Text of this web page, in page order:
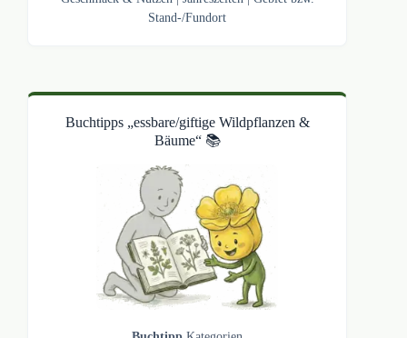
Stand-/Fundort
Buchtipps „essbare/giftige Wildpflanzen &
Bäume“ 📚